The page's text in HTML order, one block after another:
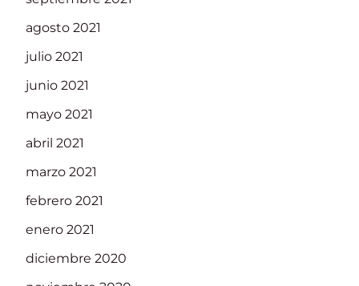
agosto 2021
julio 2021
junio 2021
mayo 2021
abril 2021
marzo 2021
febrero 2021
enero 2021
diciembre 2020